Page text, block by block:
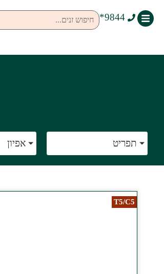
9844*
תפריט אפיון
T5/C5